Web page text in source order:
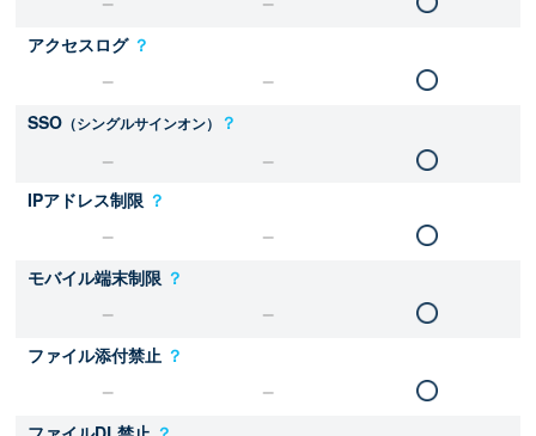
アクセスログ ？
SSO （シングルサインオン） ？
IPアドレス制限 ？
モバイル端末制限 ？
ファイル添付禁止 ？